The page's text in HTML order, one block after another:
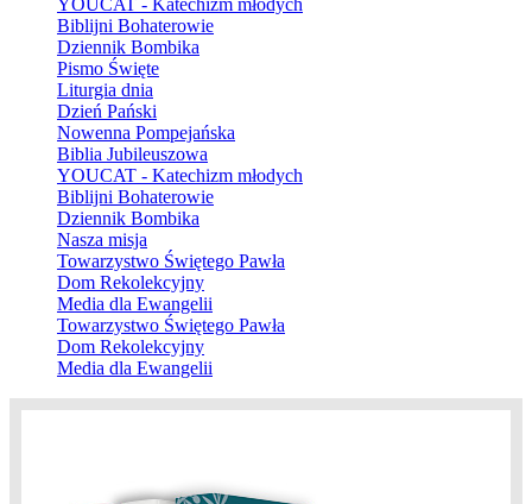
YOUCAT - Katechizm młodych
Biblijni Bohaterowie
Dziennik Bombika
Pismo Święte
Liturgia dnia
Dzień Pański
Nowenna Pompejańska
Biblia Jubileuszowa
YOUCAT - Katechizm młodych
Biblijni Bohaterowie
Dziennik Bombika
Nasza misja
Towarzystwo Świętego Pawła
Dom Rekolekcyjny
Media dla Ewangelii
Towarzystwo Świętego Pawła
Dom Rekolekcyjny
Media dla Ewangelii